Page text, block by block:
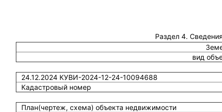
Раздел 4.
вид
24.12.2024 КУВИ-2024-12-24-10094688
Кадастровый номер
План(чертеж, схема) объекта недвижимости